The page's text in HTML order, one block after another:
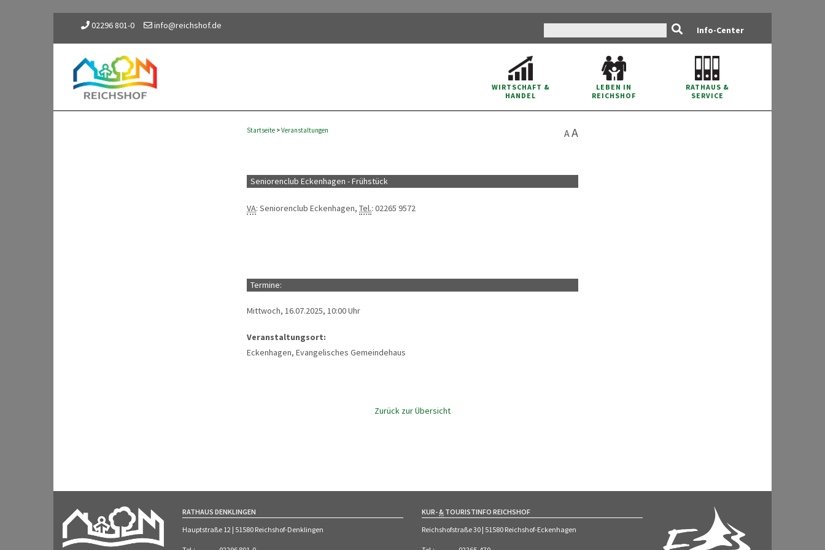
02296 801-0 info@reichshof.de Info-Center
WIRTSCHAFT &
HANDEL
LEBEN IN
REICHSHOF
RATHAUS &
SERVICE
AA
Startseite >Veranstaltungen
Seniorenclub Eckenhagen - Frühstück
VA: Seniorenclub Eckenhagen, Tel.: 02265 9572
Termine:
Mittwoch, 16.07.2025, 10:00 Uhr
Veranstaltungsort:
Eckenhagen, Evangelisches Gemeindehaus
Zurück zur Übersicht
RATHAUS DENKLINGEN
Hauptstraße 12 | 51580 Reichshof-Denklingen
KUR-& TOURISTINFO REICHSHOF
Reichshofstraße 30 | 51580 Reichshof-Eckenhagen